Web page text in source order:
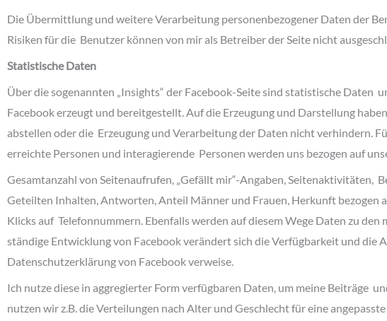
Die Übermittlung und weitere Verarbeitung personenbezogener Daten der
Risiken für die Benutzer können von mir als Betreiber der Seite nicht
Statistische Daten
Über die sogenannten „Insights“ der Facebook-Seite sind statistische
Facebook erzeugt und bereitgestellt. Auf die Erzeugung und Darstellung
abstellen oder die Erzeugung und Verarbeitung der Daten nicht verhindern.
erreichte Personen und interagierende Personen werden uns bezogen auf
Gesamtanzahl von Seitenaufrufen, „Gefällt mir“-Angaben,
Geteilten Inhalten, Antworten, Anteil Männer und Frauen, Herkunft bezogen
Klicks auf Telefonnummern. Ebenfalls werden auf diesem Wege Daten zu
ständige Entwicklung von Facebook verändert sich die Verfügbarkeit und die
Datenschutzerklärung von Facebook verweise.
Ich nutze diese in aggregierter Form verfügbaren Daten, um meine Beiträge
nutzen wir z.B. die Verteilungen nach Alter und Geschlecht für eine